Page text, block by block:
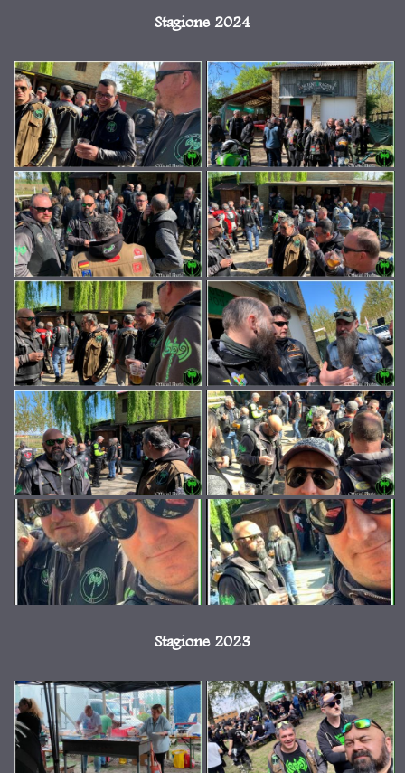
Stagione 2024
Stagione 2023